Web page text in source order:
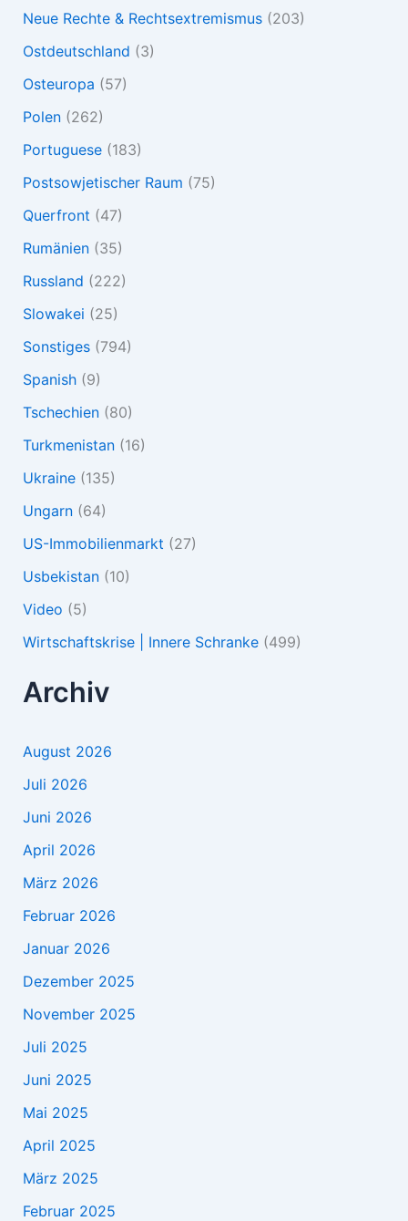
Neue Rechte & Rechtsextremismus(203)
Ostdeutschland (3)
Osteuropa (57)
Polen(262)
Portuguese(183)
Postsowjetischer Raum (75)
Querfront (47)
Rumänien(35)
Russland (222)
Slowakei (25)
Sonstiges(794)
Spanish(9)
Tschechien(80)
Turkmenistan(16)
Ukraine(135)
Ungarn(64)
US-Immobilienmarkt (27)
Usbekistan(10)
Video (5)
Wirtschaftskrise | Innere Schranke(499)
Archiv
August 2026
Juli 2026
Juni 2026
April 2026
März 2026
Februar 2026
Januar 2026
Dezember 2025
November 2025
Juli 2025
Juni 2025
Mai 2025
April 2025
März 2025
Februar 2025